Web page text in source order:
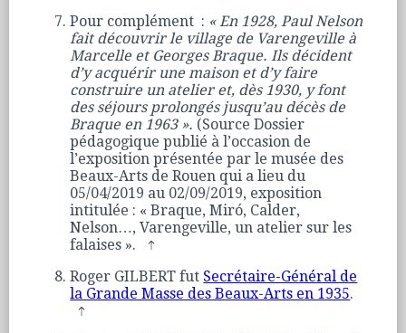
Pour complément : « En 1928, Paul Nelson
fait découvrir le village de Varengeville à
Marcelle et Georges Braque. Ils décident
d’y acquérir une maison et d’y faire
construire un atelier et, dès 1930, y font
des séjours prolongés jusqu’au décès de
Braque en 1963 ». (Source Dossier
pédagogique publié à l’occasion de
l’exposition présentée par le musée des
Beaux-Arts de Rouen qui a lieu du
05/04/2019 au 02/09/2019, exposition
intitulée : « Braque, Miró, Calder,
Nelson…, Varengeville, un atelier sur les
falaises ».
Roger GILBERT fut Secrétaire-Général de
la Grande Masse des Beaux-Arts en 1935.